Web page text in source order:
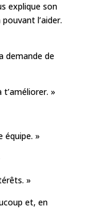
explique son
l’aider.
demande de
»
équipe. »
»
et, en